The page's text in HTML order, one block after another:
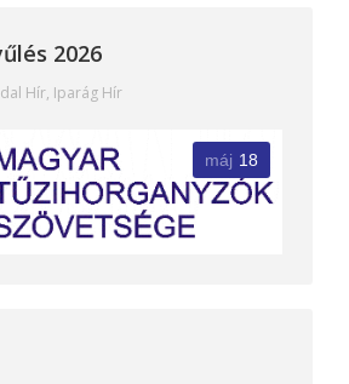
2026
Hír, Iparág Hír
máj 18